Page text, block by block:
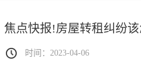
焦点快报!房屋转租纠纷该
时间：2023-04-06